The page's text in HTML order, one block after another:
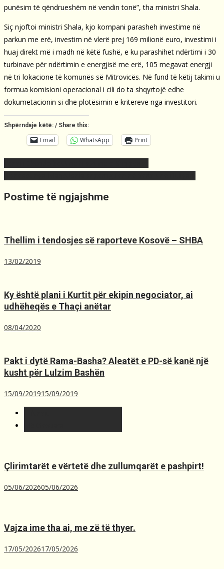
punësim të qëndrueshëm në vendin tonë”, tha ministri Shala.
Siç njoftoi ministri Shala, kjo kompani parasheh investime në
parkun me erë, investim në vlerë prej 169 milionë euro, investimi i
huaj direkt më i madh në këtë fushë, e ku parashihet ndërtimi i 30
turbinave për ndërtimin e energjisë me erë, 105 megavat energji
në tri lokacione të komunës së Mitrovicës. Në fund të këtij takimi u
formua komisioni operacional i cili do ta shqyrtojë edhe
dokumetacionin si dhe plotësimin e kritereve nga investitori.
Shpërndaje këtë: / Share this:
Email WhatsApp Print
Postime të ngjajshme
Thellim i tendosjes së raporteve Kosovë – SHBA
13/02/2019
Ky është plani i Kurtit për ekipin negociator, ai
udhëheqës e Thaçi anëtar
08/04/2020
Pakt i dytë Rama-Basha? Aleatët e PD-së kanë një
kusht për Lulzim Bashën
15/09/201915/09/2019
Çlirimtarët e vërtetë dhe zullumqarët e pashpirt!
05/06/202605/06/2026
Vajza ime tha ai, me zë të thyer.
17/05/202617/05/2026